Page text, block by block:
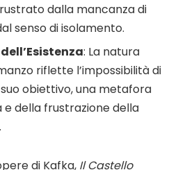
dalla mancanza di
senso di isolamento.
: La natura
riflette l’impossibilità di
suo obiettivo, una metafora
e della frustrazione della
di Kafka, Il Castello